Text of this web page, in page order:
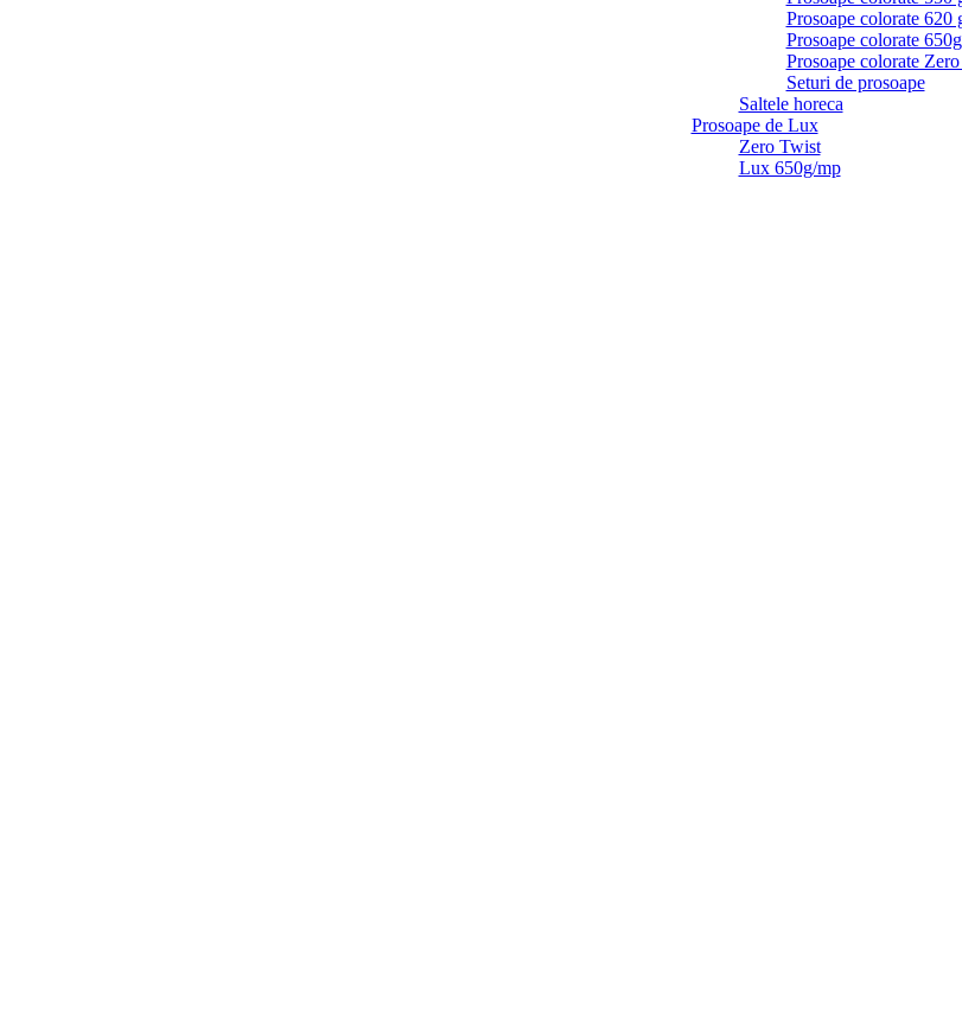
Prosoape colorate 620
Prosoape colorate
Prosoape colorate
Seturi de prosoape
Saltele horeca
Prosoape de Lux
Zero Twist
Lux 650g/mp